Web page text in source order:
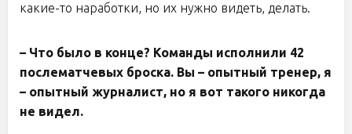
какие-то наработки, но их нужно видеть, делать.
– Что было в конце? Команды исполнили 42
послематчевых броска. Вы – опытный тренер, я
– опытный журналист, но я вот такого никогда
не видел.